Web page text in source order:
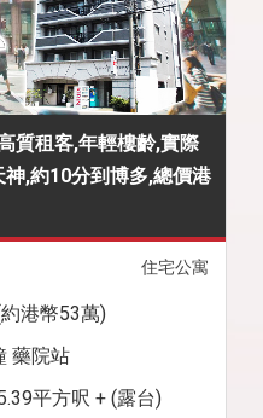
質租客,年輕樓齡,實際
神,約10分到博多,總價港
住宅公寓
港幣53萬)
藥院站
平方呎 + (露台)